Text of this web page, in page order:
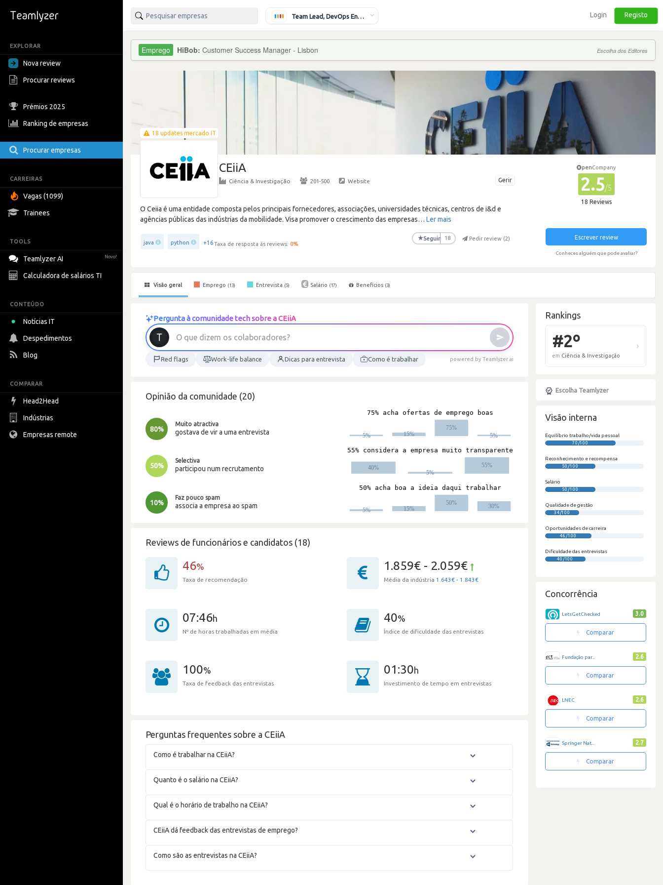
EXPLORAR
Nova review
Procurar reviews
Prémios 2025
Ranking de empresas
Procurar empresas
CARREIRAS
Vagas (1099)
Trainees
TOOLS
Teamlyzer AI Novo!
Calculadora de salários TI
CONTEÚDO
Notícias IT
Despedimentos
Blog
COMPARAR
Head2Head
Indústrias
Empresas remote
Team Lead, DevOps Engineer Login Registo
HiBob: Customer Success Manager - Lisbon Escolha dos Editores
18 updates mercado IT
CEiiA
Gerir
Ciência & Investigação · 201-500 · Website
O Ceiia é uma entidade composta pelos principais fornecedores, associações, universidades técnicas, centros de i&d e
agências públicas das indústrias da mobilidade. Visa promover o crescimento das empresas… Ler mais
java python +16Taxa de resposta às reviews: 0%
★Seguir 18 Pedir review (2)
penCompany
2.5/5
18 Reviews
Escrever review
Conheces alguém que pode avaliar?
Visão geral Emprego (13) Entrevista (5) Salário (17) Benefícios (3)
Pergunta à comunidade tech sobre a CEiiA
O que d izem os colaborad ores?
Red flags Work-life balance Dicas para entrevista Como é trabalhar powered by Teamlyzer.ai
Opinião da comunidade (20)
80%
Muito atractiva
gostava de vir a uma entrevista
50%
Selectiva
participou num recrutamento
10%
Faz pouco spam
associa a empresa ao spam
Reviews de funcionários e candidatos (18)
46%
Taxa de recomendação
1.859€ - 2.059€
Média da indústria 1.643€ - 1.843€
07:46h
Nº de horas trabalhadas em média
40%
Índice de dificuldade das entrevistas
100%
Taxa de feedback das entrevistas
01:30h
Investimento de tempo em entrevistas
Perguntas frequentes sobre a CEiiA
Como é trabalhar na CEiiA?
Quanto é o salário na CEiiA?
Qual é o horário de trabalho na CEiiA?
CEiiA dá feedback das entrevistas de emprego?
Como são as entrevistas na CEiiA?
Rankings
Escolha Teamlyzer
Visão interna
Equilíbrio trabalho/vida pessoal
70/100
Reconhecimento e recompensa
50/100
Salário
50/100
Qualidade de gestão
34/100
Oportunidades de carreira
46/100
Dificuldade das entrevistas
40/100
Concorrência
LetsGetChecked 3.0
Comparar
Fundação par... 2.6
Comparar
LNEC 2.6
Comparar
Springer Nat... 2.7
Comparar